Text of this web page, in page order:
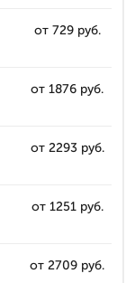
от 729 руб.
от 1876 руб.
от 2293 руб.
от 1251 руб.
от 2709 руб.